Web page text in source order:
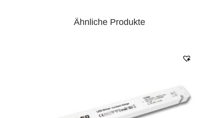
Ähnliche Produkte